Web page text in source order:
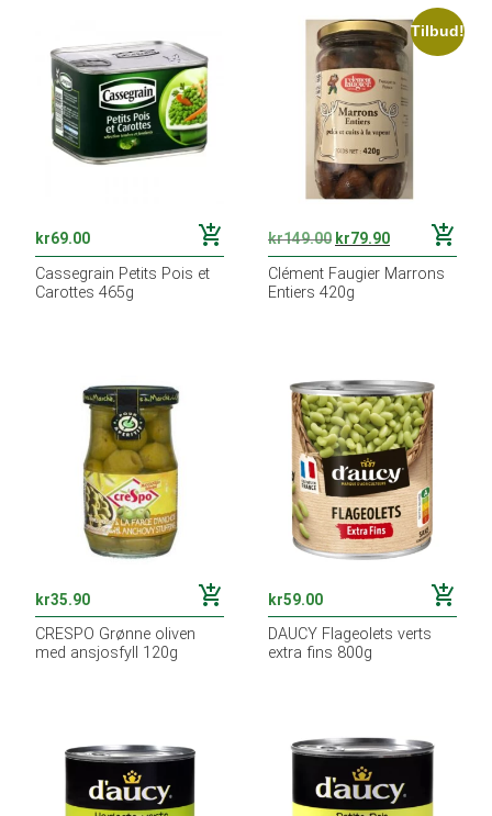
kr69.00 add_shopping_cart
Cassegrain Petits Pois et
Carottes 465g
Tilbud!
kr149.00 kr79.90 add_shopping_cart
Clément Faugier Marrons
Entiers 420g
kr35.90 add_shopping_cart
CRESPO Grønne oliven
med ansjosfyll 120g
kr59.00 add_shopping_cart
DAUCY Flageolets verts
extra fins 800g